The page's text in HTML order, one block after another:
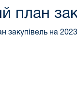
план
закупівель на